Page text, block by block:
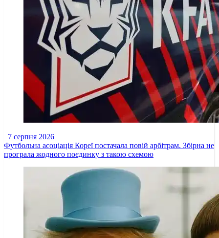
7 серпня 2026
Футбольна асоціація Кореї постачала повій арбітрам. Збірна не
програла жодного поєдинку з такою схемою